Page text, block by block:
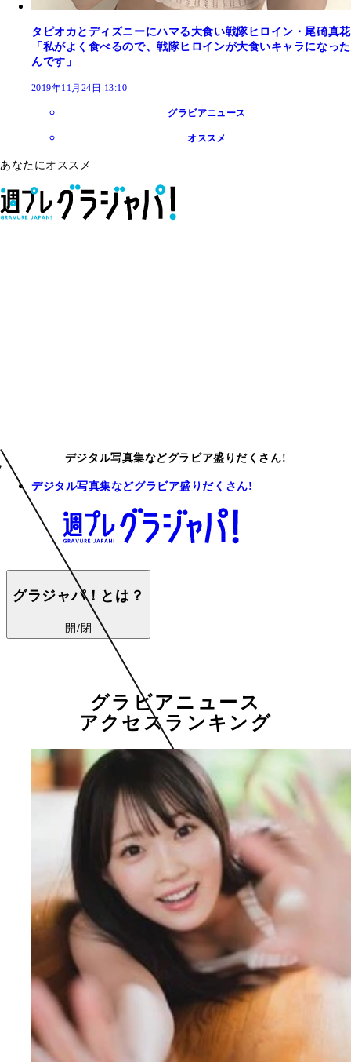
タピオカとディズニーにハマる大食い戦隊ヒロイン・尾碕真花
「私がよく食べるので、戦隊ヒロインが大食いキャラになった
んです」
2019年11月24日 13:10
グラビアニュース
オススメ
あなたにオススメ
デジタル写真集などグラビア盛りだくさん!
デジタル写真集などグラビア盛りだくさん!
グラジャパ！とは？
開/閉
グラビアニュース
アクセスランキング